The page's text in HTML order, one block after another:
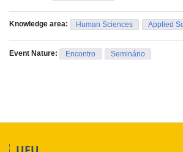
Knowledge area: Human Sciences Applied
Event Nature: Encontro Seminário